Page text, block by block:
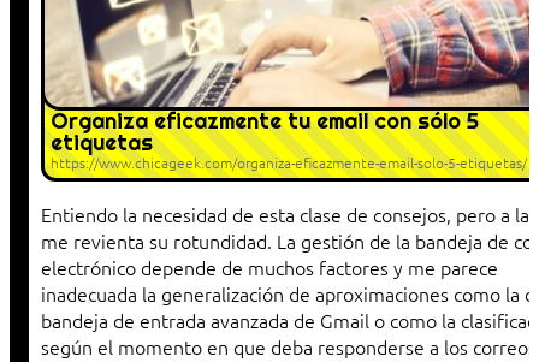
Organiza eficazmente tu email con sólo 5
etiquetas
https://www.chicageek.com/organiza-eficazmente-email-solo-5-etiquetas/
Entiendo la necesidad de esta clase de consejos, pero a la
me revienta su rotundidad. La gestión de la bandeja de
electrónico depende de muchos factores y me parece
inadecuada la generalización de aproximaciones como la
bandeja de entrada avanzada de Gmail o como la
según el momento en que deba responderse a los